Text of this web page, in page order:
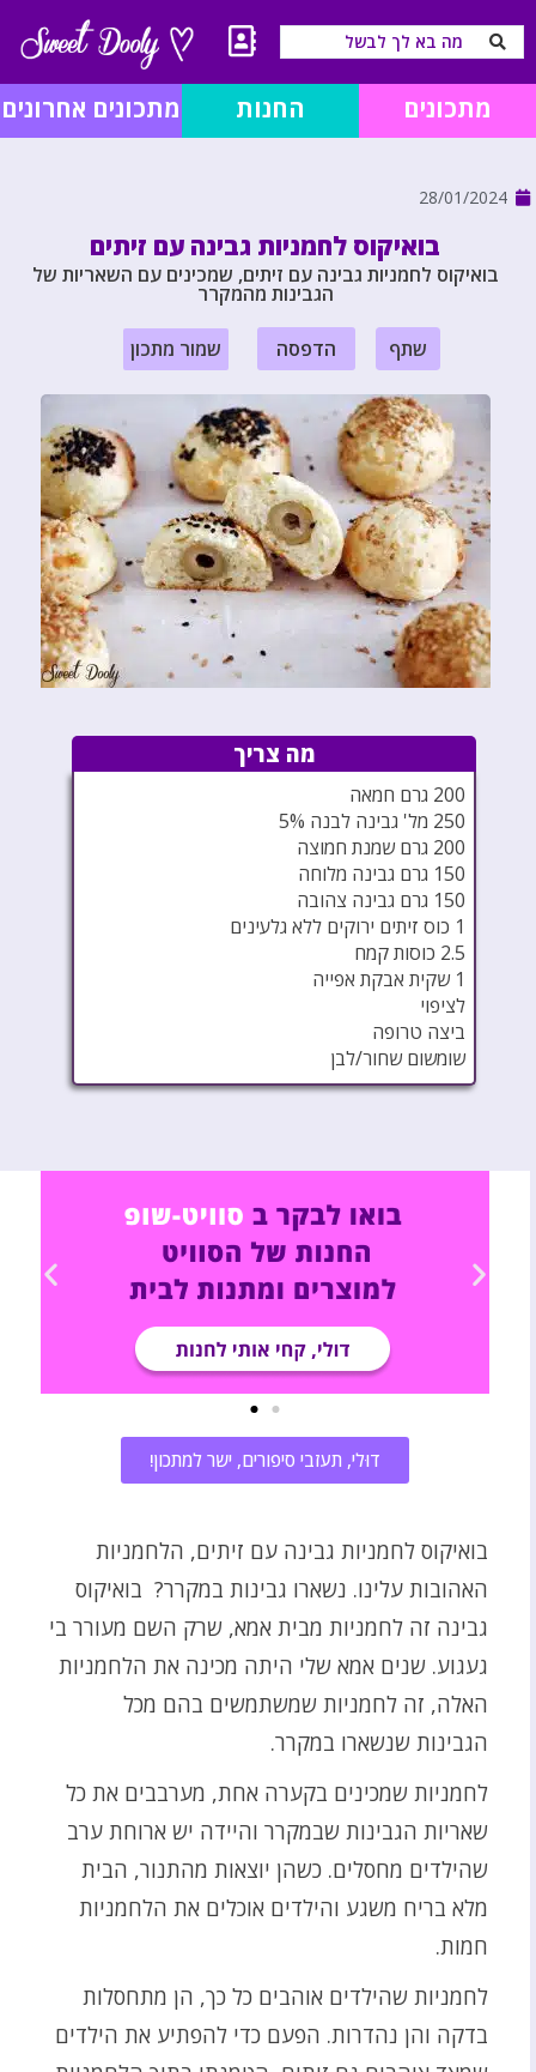
מתכונים החנות מתכונים אחרונים
28/01/2024
בואיקוס לחמניות גבינה עם זיתים
בואיקוס לחמניות גבינה עם זיתים, שמכינים עם השאריות של
הגבינות מהמקרר
שתף הדפסה שמור מתכון
מה צריך
200 גרם חמאה
250 מל' גבינה לבנה 5%
200 גרם שמנת חמוצה
150 גרם גבינה מלוחה
150 גרם גבינה צהובה
1 כוס זיתים ירוקים ללא גלעינים
2.5 כוסות קמח
1 שקית אבקת אפייה
לציפוי
ביצה טרופה
שומשום שחור/לבן
דוּלי, תעזבי סיפורים, ישר למתכון!
בואיקוס לחמניות גבינה עם זיתים, הלחמניות
האהובות עלינו. נשארו גבינות במקרר? בואיקוס
גבינה זה לחמניות מבית אמא, שרק השם מעורר בי
געגוע. שנים אמא שלי היתה מכינה את הלחמניות
האלה, זה לחמניות שמשתמשים בהם מכל
הגבינות שנשארו במקרר.
לחמניות שמכינים בקערה אחת, מערבבים את כל
שאריות הגבינות שבמקרר והיידה יש ארוחת ערב
שהילדים מחסלים. כשהן יוצאות מהתנור, הבית
מלא בריח משגע והילדים אוכלים את הלחמניות
חמות.
לחמניות שהילדים אוהבים כל כך, הן מתחסלות
בדקה והן נהדרות. הפעם כדי להפתיע את הילדים